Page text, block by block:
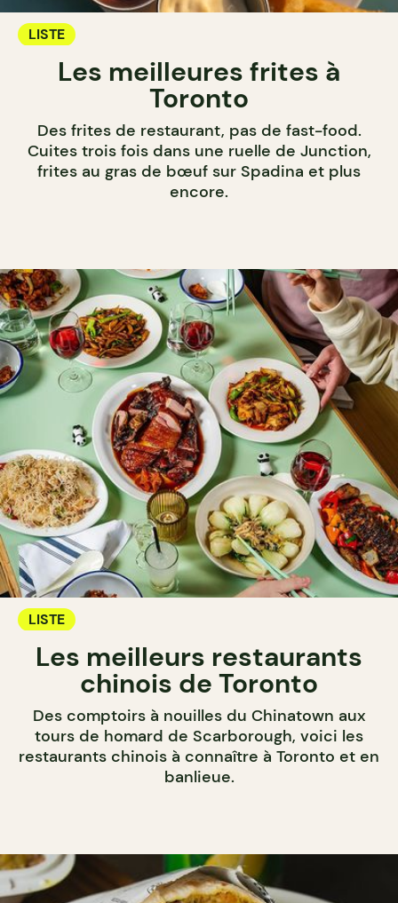
LISTE
Les meilleures frites à
Toronto
Des frites de restaurant, pas de fast-food.
Cuites trois fois dans une ruelle de Junction,
frites au gras de bœuf sur Spadina et plus
encore.
LISTE
Les meilleurs restaurants
chinois de Toronto
Des comptoirs à nouilles du Chinatown aux
tours de homard de Scarborough, voici les
restaurants chinois à connaître à Toronto et en
banlieue.